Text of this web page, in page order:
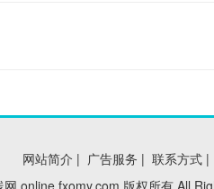
网站简介 | 广告服务 | 联系方式 |
online.fxomy.com 版权所有 All